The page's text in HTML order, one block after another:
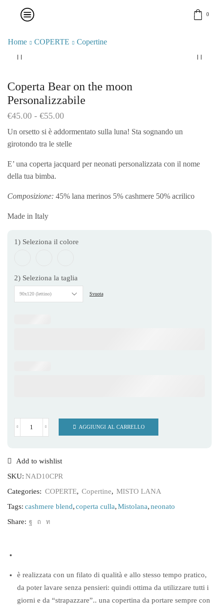
0
Home COPERTE Copertine
Coperta Bear on the moon
Personalizzabile
€45.00 - €55.00Fascia
prezzo:
da
a
Un orsetto si è addormentato sulla luna! Sta sognando un
girotondo tra le stelle
E’ una coperta jacquard per neonati personalizzata con il nome
della tua bimba.
Composizione: 45% lana merinos 5% cashmere 50% acrilico
Made in Italy
1) Seleziona il colore
2) Seleziona la taglia
Svuota
Coperta
Bear
Personalizzabile
AGGIUNGI AL CARRELLO
Add to wishlist
SKU: NAD10CPR
Categories: COPERTE, Copertine, MISTO LANA
Tags: cashmere blend,coperta culla,Mistolana,neonato
Share:
è realizzata con un filato di qualità e allo stesso tempo pratico,
da poter lavare senza pensieri: quindi ottima da utilizzare tutti i
giorni e da “strapazzare”.. una copertina da portare sempre con